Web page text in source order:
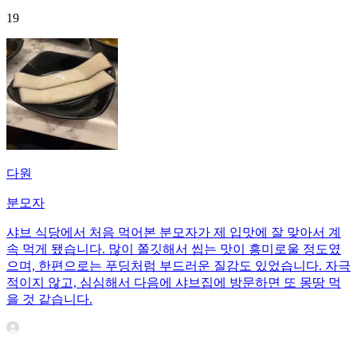
19
다원
분모자
샤브 식당에서 처음 먹어본 분모자가 제 입맛에 잘 맞아서 계
속 먹게 됐습니다. 많이 쫄깃해서 씹는 맛이 흥미로울 정도였
으며, 한편으로는 푸딩처럼 부드러운 질감도 있었습니다. 자극
적이지 않고, 심심해서 다음에 샤브집에 방문하면 또 몽땅 먹
을 것 같습니다.